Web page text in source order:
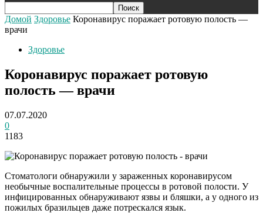
Домой Здоровье Коронавирус поражает ротовую полость —
врачи
Здоровье
Коронавирус поражает ротовую
полость — врачи
07.07.2020
0
1183
Стоматологи обнаружили у зараженных коронавирусом
необычные воспалительные процессы в ротовой полости. У
инфицированных обнаруживают язвы и бляшки, а у одного из
пожилых бразильцев даже потрескался язык.